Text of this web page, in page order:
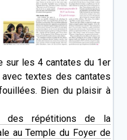
sur les 4 cantates du 1er
textes des cantates
Bien du plaisir à
des répétitions de la
au Temple du Foyer de